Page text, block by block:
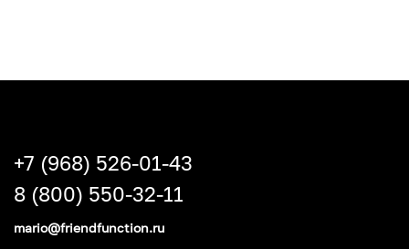
+7 (968) 526-01-43
8 (800) 550-32-11
mario@friendfunction.ru